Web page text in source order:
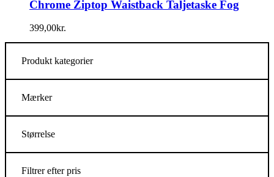
Chrome Ziptop Waistback Taljetaske Fog
399,00kr.
Produkt kategorier
Mærker
Størrelse
Filtrer efter pris